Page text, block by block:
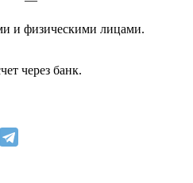
и физическими лицами.
через банк.